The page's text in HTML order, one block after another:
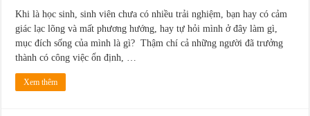
Khi là học sinh, sinh viên chưa có nhiều trải nghiệm, bạn hay có cảm
giác lạc lõng và mất phương hướng, hay tự hỏi mình ở đây làm gì,
mục đích sống của mình là gì? Thậm chí cả những người đã trưởng
thành có công việc ổn định, …
Xem thêm